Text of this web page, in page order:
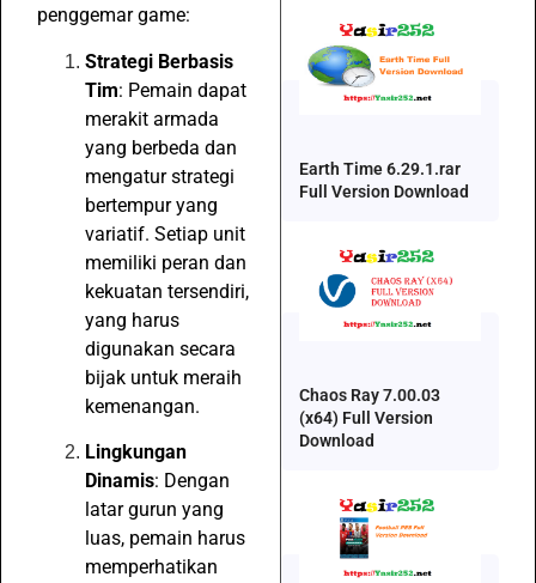
penggemar game:
Strategi Berbasis
Tim: Pemain dapat
merakit armada
yang berbeda dan
mengatur strategi
bertempur yang
variatif. Setiap unit
memiliki peran dan
kekuatan tersendiri,
yang harus
digunakan secara
bijak untuk meraih
kemenangan.
Lingkungan
Dinamis: Dengan
latar gurun yang
luas, pemain harus
memperhatikan
Earth Time 6.29.1.rar
Full Version Download
Chaos Ray 7.00.03
(x64) Full Version
Download